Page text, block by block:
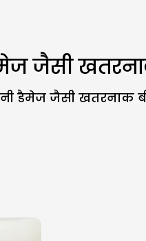
जैसी
डैमेज जैसी खतरनाक